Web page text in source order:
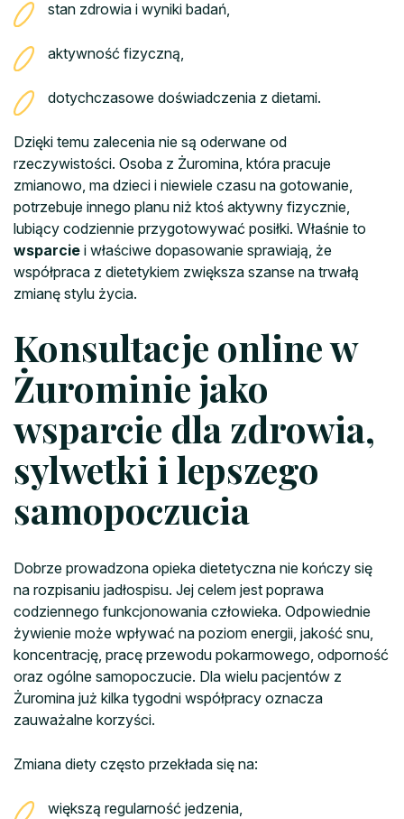
stan zdrowia i wyniki badań,
aktywność fizyczną,
dotychczasowe doświadczenia z dietami.
Dzięki temu zalecenia nie są oderwane od
rzeczywistości. Osoba z Żuromina, która pracuje
zmianowo, ma dzieci i niewiele czasu na gotowanie,
potrzebuje innego planu niż ktoś aktywny fizycznie,
lubiący codziennie przygotowywać posiłki. Właśnie to
wsparcie i właściwe dopasowanie sprawiają, że
współpraca z dietetykiem zwiększa szanse na trwałą
zmianę stylu życia.
Konsultacje online w
Żurominie jako
wsparcie dla zdrowia,
sylwetki i lepszego
samopoczucia
Dobrze prowadzona opieka dietetyczna nie kończy się
na rozpisaniu jadłospisu. Jej celem jest poprawa
codziennego funkcjonowania człowieka. Odpowiednie
żywienie może wpływać na poziom energii, jakość snu,
koncentrację, pracę przewodu pokarmowego, odporność
oraz ogólne samopoczucie. Dla wielu pacjentów z
Żuromina już kilka tygodni współpracy oznacza
zauważalne korzyści.
Zmiana diety często przekłada się na:
większą regularność jedzenia,